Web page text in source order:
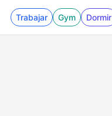
Trabajar Gym Dormir